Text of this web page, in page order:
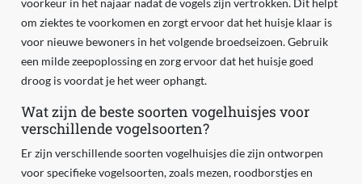
voorkeur in het najaar nadat de vogels zijn vertrokken. Dit helpt
om ziektes te voorkomen en zorgt ervoor dat het huisje klaar is
voor nieuwe bewoners in het volgende broedseizoen. Gebruik
een milde zeepoplossing en zorg ervoor dat het huisje goed
droog is voordat je het weer ophangt.
Wat zijn de beste soorten vogelhuisjes voor
verschillende vogelsoorten?
Er zijn verschillende soorten vogelhuisjes die zijn ontworpen
voor specifieke vogelsoorten, zoals mezen, roodborstjes en